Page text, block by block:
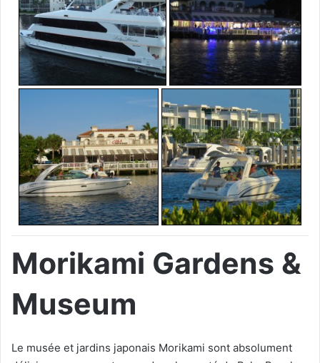
Morikami Gardens &
Museum
Le musée et jardins japonais Morikami sont absolument